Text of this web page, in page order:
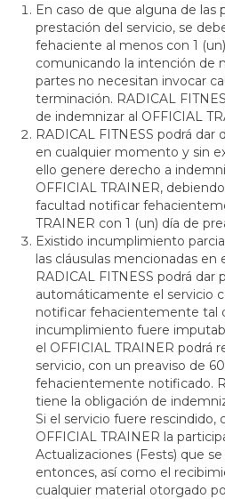
En caso de que alguna de las
prestación del servicio, se
fehaciente al menos con 1
comunicando la intención de
partes no necesitan invocar
terminación. RADICAL
de indemnizar al OFFICIAL
RADICAL FITNESS podrá dar
en cualquier momento y sin
ello genere derecho a
OFFICIAL TRAINER,
facultad notificar
TRAINER con 1 (un) día de
Existido incumplimiento
las cláusulas mencionadas en
RADICAL FITNESS podrá dar
automáticamente el servicio
notificar fehacientemente tal
incumplimiento fuere
el OFFICIAL TRAINER podrá
servicio, con un preaviso de
fehacientemente notificado.
tiene la obligación de
Si el servicio fuere rescindido,
OFFICIAL TRAINER la
Actualizaciones (Fests) que
entonces, así como el
cualquier material otorgado